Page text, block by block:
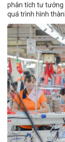
phân tích tư tưởng
quá trình hình